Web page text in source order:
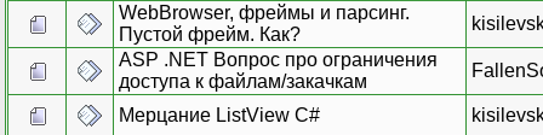
WebBrowser, фреймы и парсинг.
Пустой фрейм. Как?
ASP .NET Вопрос про ограничения
доступа к файлам/закачкам
Мерцание ListView C#